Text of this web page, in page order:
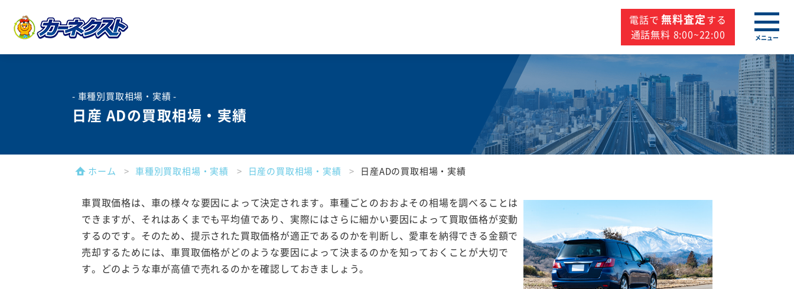
電話で 無料査定する
通話無料 8:00~22:00
メニュー
- 車種別買取相場・実績 -
日産 ADの買取相場・実績
ホーム 車種別買取相場・実績 日産の買取相場・実績 日産ADの買取相場・実績
車買取価格は、車の様々な要因によって決定されます。車種ごとのおおよその相場を調べることは
できますが、それはあくまでも平均値であり、実際にはさらに細かい要因によって買取価格が変動
するのです。そのため、提示された買取価格が適正であるのかを判断し、愛車を納得できる金額で
売却するためには、車買取価格がどのような要因によって決まるのかを知っておくことが大切で
す。どのような車が高値で売れるのかを確認しておきましょう。